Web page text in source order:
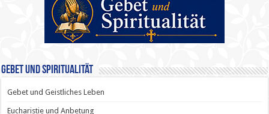
Gebet und Spiritualität
Gebet und Geistliches Leben
Eucharistie und Anbetung